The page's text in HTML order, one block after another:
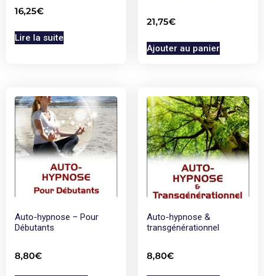
16,25€
Lire la suite
21,75€
Ajouter au panier
Auto-hypnose – Pour
Débutants
8,80€
Auto-hypnose &
transgénérationnel
8,80€